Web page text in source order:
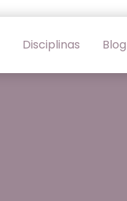
Disciplinas Blog